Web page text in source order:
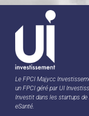
Le FPCI Majycc
un FPCI géré par UI
Investit dans les startups de
eSanté.